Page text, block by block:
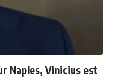
Naples, Vinicius est